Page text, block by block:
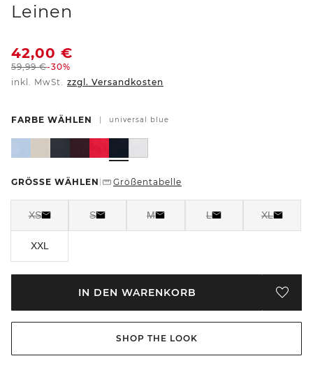
Leinen
42,00 €
59,99€-30%
inkl. MwSt. zzgl. Versandkosten
FARBE WÄHLEN universal blue
GRÖSSE WÄHLEN Größentabelle
XS S M L XL
XXL
IN DEN WARENKORB
SHOP THE LOOK